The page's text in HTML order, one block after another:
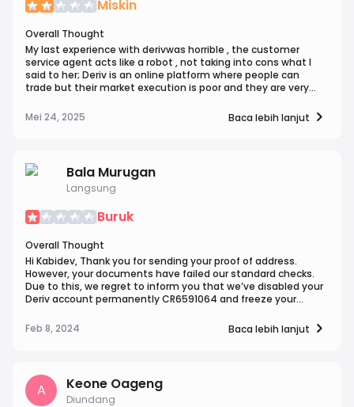
their potential impact on
aims to expand its
offerings by integrating
various technical
indicators with a
strategy indices, catering
indicators with a
strategy indices, catering to the
evolving needs of traders.
accounts and their
significance in gaining
trading experience
Miskin
Overall Thought
My last experience with derivwas horrible , the customer
service agent acts like a robot , not taking into cons what I
said to her; Deriv is an online platform where people can
trade but their market execution is poor and they are very
you trade on deriv with $100 and below, you are bound to
make more loss than profit. it was a terrible experience.
Mei 24, 2025 Baca lebih lanjut
Bala Murugan
Langsung
Buruk
Overall Thought
Hi Kabidev, Thank you for sending your proof of address.
However, your documents have failed our standard checks.
Due to this, we regret to inform you that we’ve disabled your
Deriv account permanently CR6591064 and freeze your
address proof already verified. And i withdrew my funds three
time. But They blocked my account and saying my
your account will be deactivated. ..
Feb 8, 2024 Baca lebih lanjut
A Keone Oageng
Diundang